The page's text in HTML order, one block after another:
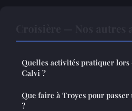
Quelles activités pratiquer lors
Calvi ?
Que faire à Troyes pour
?